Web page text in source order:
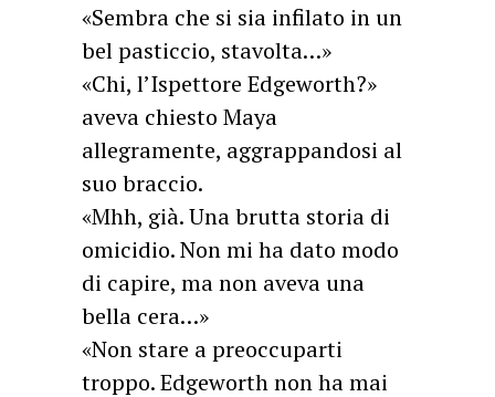
«Sembra che si sia infilato in un
bel pasticcio, stavolta…»
«Chi, l’Ispettore Edgeworth?»
aveva chiesto Maya
allegramente, aggrappandosi al
suo braccio.
«Mhh, già. Una brutta storia di
omicidio. Non mi ha dato modo
di capire, ma non aveva una
bella cera…»
«Non stare a preoccuparti
troppo. Edgeworth non ha mai